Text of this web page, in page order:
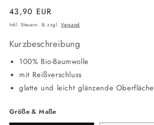
Normaler
Preis
43,90 EUR
Inkl. Steuern. & zzgl.Versand
Kurzbeschreibung
100% Bio-Baumwolle
mit Reißverschluss
glatte und leicht glänzende Oberfläche
Größe & Maße